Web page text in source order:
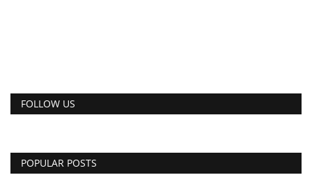
FOLLOW US
POPULAR POSTS